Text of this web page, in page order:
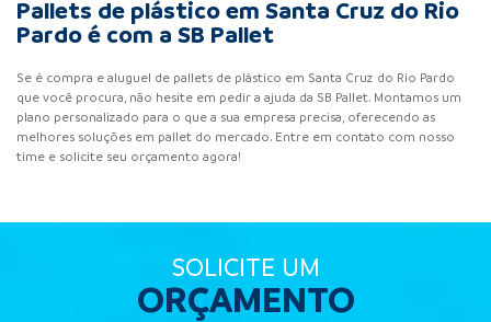
Pallets de plástico em Santa Cruz do Rio
Pardo é com a SB Pallet
Se é compra e aluguel de pallets de plástico em Santa Cruz do Rio Pardo
que você procura, não hesite em pedir a ajuda da SB Pallet. Montamos um
plano personalizado para o que a sua empresa precisa, oferecendo as
melhores soluções em pallet do mercado. Entre em contato com nosso
time e solicite seu orçamento agora!
SOLICITE UM
ORÇAMENTO